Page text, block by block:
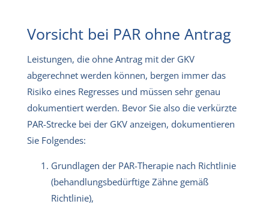
Vorsicht bei PAR ohne Antrag
Leistungen, die ohne Antrag mit der GKV
abgerechnet werden können, bergen immer das
Risiko eines Regresses und müssen sehr genau
dokumentiert werden. Bevor Sie also die verkürzte
PAR-Strecke bei der GKV anzeigen, dokumentieren
Sie Folgendes:
Grundlagen der PAR-Therapie nach Richtlinie
(behandlungsbedürftige Zähne gemäß
Richtlinie),